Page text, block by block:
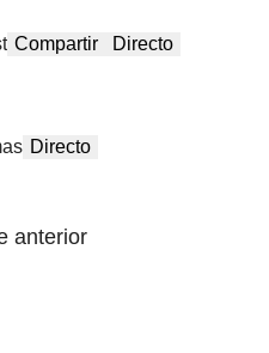
Compartir Directo
Directo
anterior